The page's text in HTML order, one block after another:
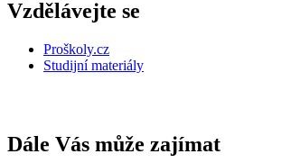
Vzdělávejte se
Proškoly.cz
Studijní materiály
Dále Vás může zajímat